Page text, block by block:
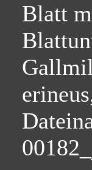
Blatt